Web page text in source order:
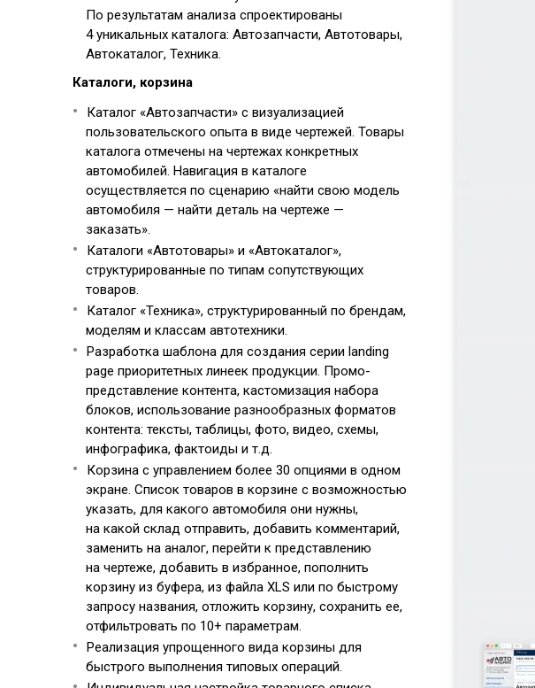
По результатам анализа спроектированы
4 уникальных каталога: Автозапчасти, Автотовары,
Автокаталог, Техника.
Каталоги, корзина
Каталог «Автозапчасти» с визуализацией
пользовательского опыта в виде чертежей. Товары
каталога отмечены на чертежах конкретных
автомобилей. Навигация в каталоге
осуществляется по сценарию «найти свою модель
автомобиля — найти деталь на чертеже —
заказать».
Каталоги «Автотовары» и «Автокаталог»,
структурированные по типам сопутствующих
товаров.
Каталог «Техника», структурированный по брендам,
моделям и классам автотехники.
Разработка шаблона для создания серии landing
page приоритетных линеек продукции. Промо-
представление контента, кастомизация набора
блоков, использование разнообразных форматов
контента: тексты, таблицы, фото, видео, схемы,
инфографика, фактоиды и т.д.
Корзина с управлением более 30 опциями в одном
экране. Список товаров в корзине с возможностью
указать, для какого автомобиля они нужны,
на какой склад отправить, добавить комментарий,
заменить на аналог, перейти к представлению
на чертеже, добавить в избранное, пополнить
корзину из буфера, из файла XLS или по быстрому
запросу названия, отложить корзину, сохранить ее,
отфильтровать по 10+ параметрам.
Реализация упрощенного вида корзины для
быстрого выполнения типовых операций.